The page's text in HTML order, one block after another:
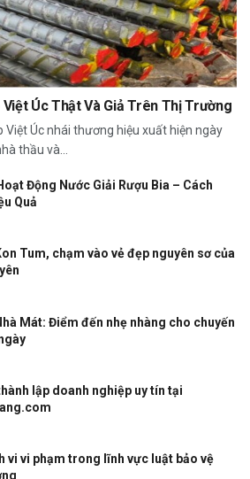
Úc Thật Và Giả Trên Thị Trường
Úc nhái thương hiệu xuất hiện ngày
thầu và...
Động Nước Giải Rượu Bia – Cách
Quả
Tum, chạm vào vẻ đẹp nguyên sơ của
Mát: Điểm đến nhẹ nhàng cho chuyến
lập doanh nghiệp uy tín tại
vi vi phạm trong lĩnh vực luật bảo vệ